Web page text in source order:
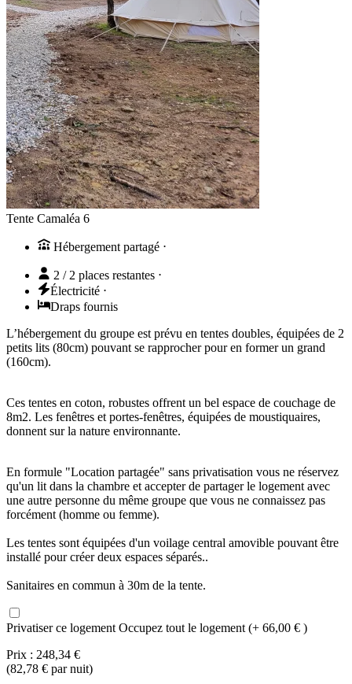
Tente Camaléa 6
Hébergement partagé ⋅
2 / 2 places restantes ⋅
Électricité ⋅
Draps fournis
L’hébergement du groupe est prévu en tentes doubles, équipées de 2
petits lits (80cm) pouvant se rapprocher pour en former un grand
(160cm).
Ces tentes en coton, robustes offrent un bel espace de couchage de
8m2. Les fenêtres et portes-fenêtres, équipées de moustiquaires,
donnent sur la nature environnante.
En formule "Location partagée" sans privatisation vous ne réservez
qu'un lit dans la chambre et accepter de partager le logement avec
une autre personne du même groupe que vous ne connaissez pas
forcément (homme ou femme).
Les tentes sont équipées d'un voilage central amovible pouvant être
installé pour créer deux espaces séparés..
Sanitaires en commun à 30m de la tente.
Privatiser ce logement Occupez tout le logement (+ 66,00 € )
Prix : 248,34 €
(82,78 € par nuit)